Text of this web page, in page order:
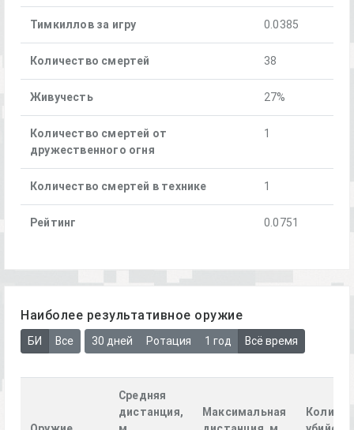
Тимкиллов за игру 0.0385
Количество смертей 38
Живучесть 27%
Количество смертей от
дружественного огня
1
Количество смертей в технике 1
Рейтинг 0.0751
Наиболее результативное оружие
БИ Все 30 дней Ротация 1 год Всё время
Средняя
дистанция,
Максимальная